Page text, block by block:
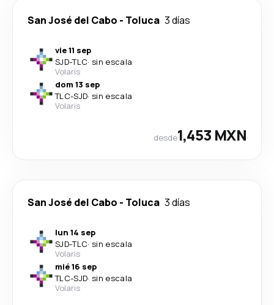
San José del Cabo - Toluca 3 días
vie 11 sep
SJD-TLC· sin escala
Volaris
dom 13 sep
TLC-SJD· sin escala
Volaris
desde1,453 MXN
San José del Cabo - Toluca 3 días
lun 14 sep
SJD-TLC· sin escala
Volaris
mié 16 sep
TLC-SJD· sin escala
Volaris